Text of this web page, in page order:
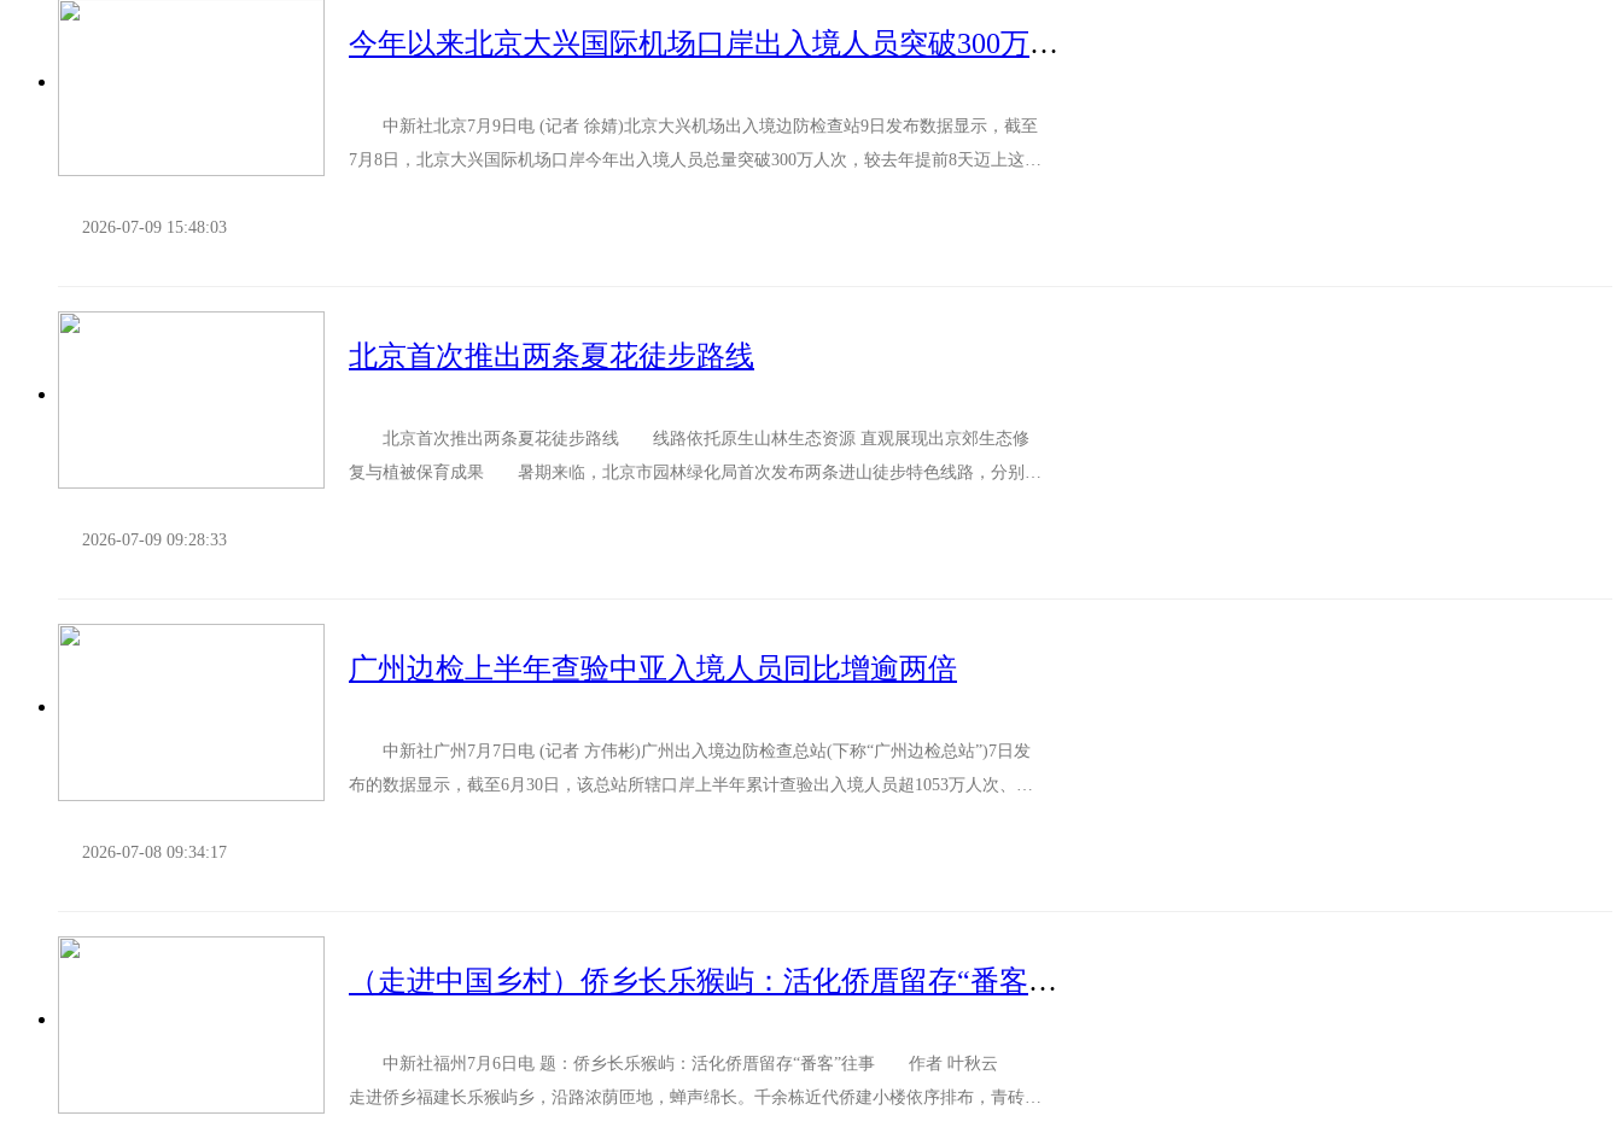
今年以来北京大兴国际机场口岸出入境人员突破300万人次
中新社北京7月9日电 (记者 徐婧)北京大兴机场出入境边防检查站9日发布数据显示，截至
7月8日，北京大兴国际机场口岸今年出入境人员总量突破300万人次，较去年提前8天迈上这一
2026-07-09 15:48:03
北京首次推出两条夏花徒步路线
北京首次推出两条夏花徒步路线 线路依托原生山林生态资源 直观展现出京郊生态修
复与植被保育成果 暑期来临，北京市园林绿化局首次发布两条进山徒步特色线路，分别位
2026-07-09 09:28:33
广州边检上半年查验中亚入境人员同比增逾两倍
中新社广州7月7日电 (记者 方伟彬)广州出入境边防检查总站(下称“广州边检总站”)7日发
布的数据显示，截至6月30日，该总站所辖口岸上半年累计查验出入境人员超1053万人次、交
2026-07-08 09:34:17
（走进中国乡村）侨乡长乐猴屿：活化侨厝留存“番客”往事
中新社福州7月6日电 题：侨乡长乐猴屿：活化侨厝留存“番客”往事 作者 叶秋云
走进侨乡福建长乐猴屿乡，沿路浓荫匝地，蝉声绵长。千余栋近代侨建小楼依序排布，青砖黛